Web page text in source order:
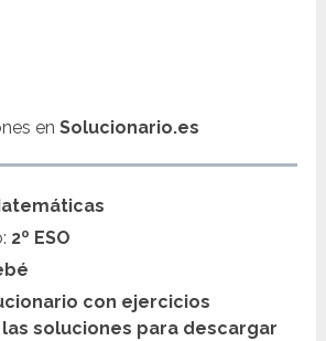
enSolucionario.es
2º ESO
con ejercicios
soluciones para descargar